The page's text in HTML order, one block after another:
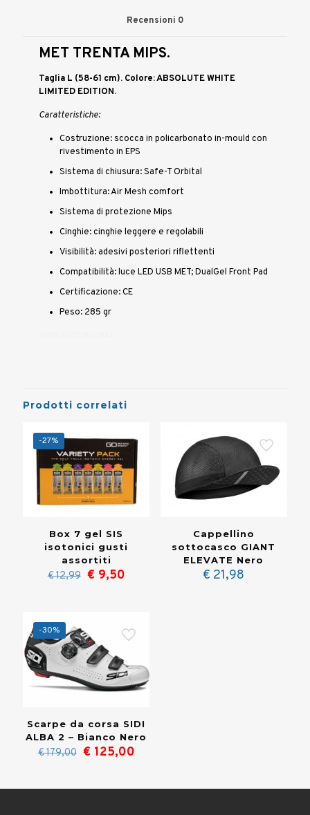
Recensioni 0
MET TRENTA MIPS.
Taglia L (58-61 cm). Colore: ABSOLUTE WHITE
LIMITED EDITION.
Caratteristiche:
Costruzione: scocca in policarbonato in-mould con
rivestimento in EPS
Sistema di chiusura: Safe-T Orbital
Imbottitura: Air Mesh comfort
Sistema di protezione Mips
Cinghie: cinghie leggere e regolabili
Visibilità: adesivi posteriori riflettenti
Compatibilità: luce LED USB MET; DualGel Front Pad
Certificazione: CE
Peso: 285 gr
Prodotti correlati
-27%
Box 7 gel SIS
isotonici gusti
assortiti
€12,99 Il
€ 12,99.
€9,50Il
€ 9,50.
Cappellino
sottocasco GIANT
ELEVATE Nero
€ 21,98
-30%
Scarpe da corsa SIDI
ALBA 2 – Bianco Nero
€179,00 Il
era:
€125,00Il
è: